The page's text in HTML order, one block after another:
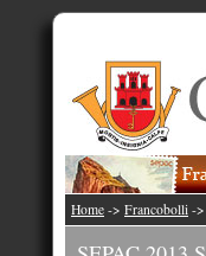
Home -> Francobolli ->